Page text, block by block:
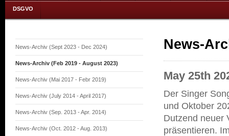
DSGVO
News-Archiv (Sept 2023 - Dec 2024)
News-Archiv (Feb 2019 - August 2023)
News-Archiv (Mai 2017 - Febr 2019)
News-Archiv (July 2014 - April 2017)
News-Archiv (Sep. 2013 - Apr. 2014)
News-Archiv (Oct. 2012 - Aug. 2013)
News-
May 25th
Der Singer
und Oktober
Dutzend neuer
präsentieren.